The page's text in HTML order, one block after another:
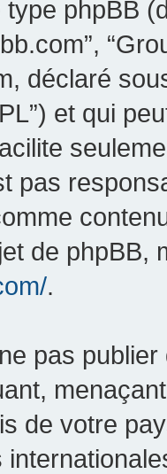
phpBB
déclaré
et qui
pas
de phpBB,
.
pas
de votre